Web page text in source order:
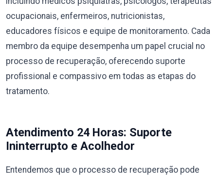
ocupacionais, enfermeiros, nutricionistas,
educadores físicos e equipe de monitoramento. Cada
membro da equipe desempenha um papel crucial no
processo de recuperação, oferecendo suporte
profissional e compassivo em todas as etapas do
tratamento.
Atendimento 24 Horas: Suporte
Ininterrupto e Acolhedor
Entendemos que o processo de recuperação pode